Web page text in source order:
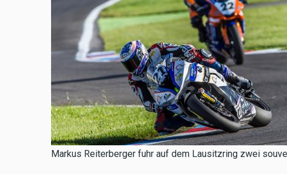
Markus Reiterberger fuhr auf dem Lausitzring zwei